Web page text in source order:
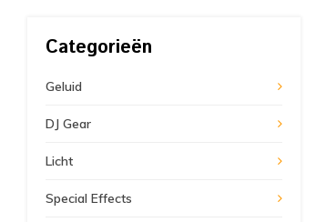
Categorieën
Geluid
DJ Gear
Licht
Special Effects